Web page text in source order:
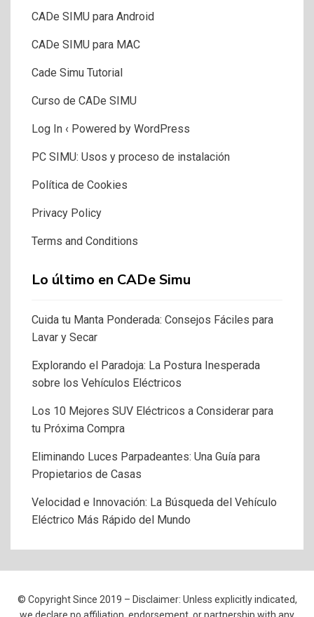
CADe SIMU para Android
CADe SIMU para MAC
Cade Simu Tutorial
Curso de CADe SIMU
Log In ‹ Powered by WordPress
PC SIMU: Usos y proceso de instalación
Política de Cookies
Privacy Policy
Terms and Conditions
Lo último en CADe Simu
Cuida tu Manta Ponderada: Consejos Fáciles para
Lavar y Secar
Explorando el Paradoja: La Postura Inesperada
sobre los Vehículos Eléctricos
Los 10 Mejores SUV Eléctricos a Considerar para
tu Próxima Compra
Eliminando Luces Parpadeantes: Una Guía para
Propietarios de Casas
Velocidad e Innovación: La Búsqueda del Vehículo
Eléctrico Más Rápido del Mundo
© Copyright Since 2019 – Disclaimer: Unless explicitly indicated,